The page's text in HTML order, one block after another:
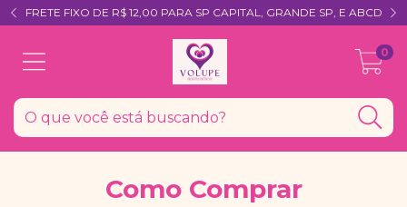
FRETE FIXO DE R$ 12,00 PARA SP CAPITAL, GRANDE SP, E ABCD
0
Como Comprar